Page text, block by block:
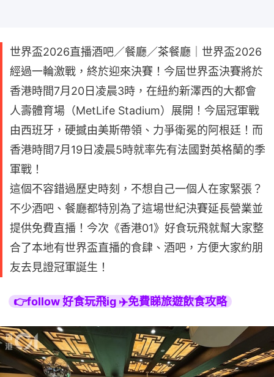
世界盃2026直播酒吧／餐廳／茶餐廳｜世界盃2026
經過一輪激戰，終於迎來決賽！今屆世界盃決賽將於
香港時間7月20日凌晨3時，在紐約新澤西的大都會
人壽體育場（MetLife Stadium）展開！今屆冠軍戰
由西班牙，硬撼由美斯帶領、力爭衛冕的阿根廷！而
香港時間7月19日凌晨5時就率先有法國對英格蘭的季
軍戰！
這個不容錯過歷史時刻，不想自己一個人在家緊張？
不少酒吧、餐廳都特別為了這場世紀決賽延長營業並
提供免費直播！今次《香港01》好食玩飛就幫大家整
合了本地有世界盃直播的食肆、酒吧，方便大家約朋
友去見證冠軍誕生！
👉follow 好食玩飛ig ✈️免費睇旅遊飲食攻略